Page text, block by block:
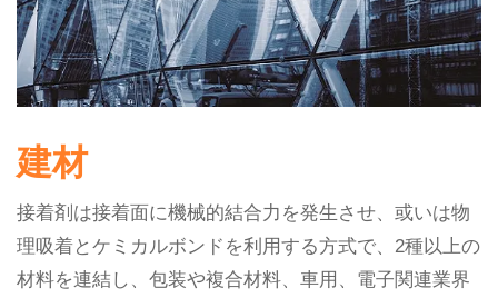
建材
接着剤は接着面に機械的結合力を発生させ、或いは物
理吸着とケミカルボンドを利用する方式で、2種以上の
材料を連結し、包装や複合材料、車用、電子関連業界